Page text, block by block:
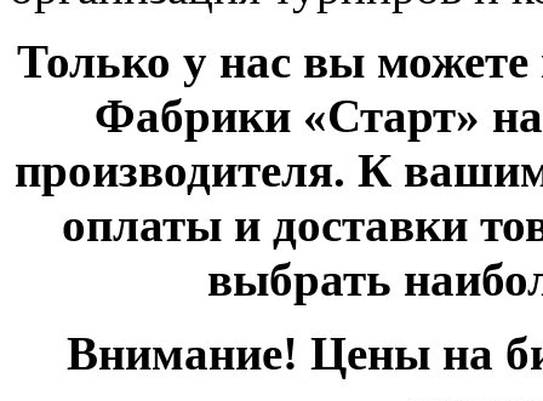
Только у нас вы
Фабрики «Старт»
производителя. К
оплаты и доставки
выбрать
Внимание! Цены на